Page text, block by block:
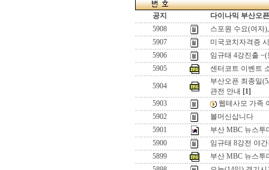
공지
다이나믹 부산오
5908
스포원 수요(여자
5907
미국코치자격증
5906
임규태 4강진출
5905
센터코트 이벤트
5904
부산오픈 최종일
관전 안내 [1]
5903
웹테사모 가족
5902
볼머신삽니다
5901
부산 MBC 뉴스투
5900
임규태 8강전 야
5899
부산 MBC 뉴스투